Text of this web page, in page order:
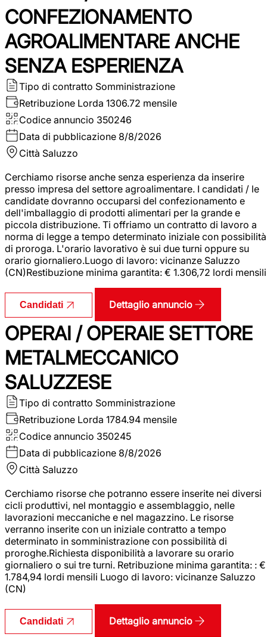
CONFEZIONAMENTO
AGROALIMENTARE ANCHE
SENZA ESPERIENZA
Tipo di contratto Somministrazione
Retribuzione Lorda 1306.72 mensile
Codice annuncio 350246
Data di pubblicazione 8/8/2026
Città Saluzzo
Cerchiamo risorse anche senza esperienza da inserire
presso impresa del settore agroalimentare. I candidati / le
candidate dovranno occuparsi del confezionamento e
dell'imballaggio di prodotti alimentari per la grande e
piccola distribuzione. Ti offriamo un contratto di lavoro a
norma di legge a tempo determinato iniziale con possibilità
di proroga. L'orario lavorativo è sui due turni oppure su
orario giornaliero.Luogo di lavoro: vicinanze Saluzzo
(CN)Restibuzione minima garantita: € 1.306,72 lordi mensili
Candidati Dettaglio annuncio
OPERAI / OPERAIE SETTORE
METALMECCANICO
SALUZZESE
Tipo di contratto Somministrazione
Retribuzione Lorda 1784.94 mensile
Codice annuncio 350245
Data di pubblicazione 8/8/2026
Città Saluzzo
Cerchiamo risorse che potranno essere inserite nei diversi
cicli produttivi, nel montaggio e assemblaggio, nelle
lavorazioni meccaniche e nel magazzino. Le risorse
verranno inserite con un iniziale contratto a tempo
determinato in somministrazione con possibilità di
proroghe.Richiesta disponibilità a lavorare su orario
giornaliero o sui tre turni. Retribuzione minima garantita: : €
1.784,94 lordi mensili Luogo di lavoro: vicinanze Saluzzo
(CN)
Candidati Dettaglio annuncio